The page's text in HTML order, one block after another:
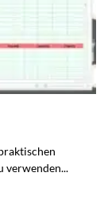
verwenden...